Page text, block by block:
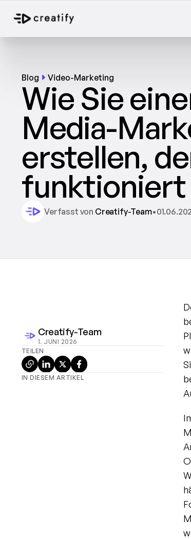
Blog Video-Marketing
Wie Sie
Media-
erstellen,
funktioniert
Verfasst von Creatify-Team•
Creatify-Team
1. JUNI 2026
TEILEN
IN DIESEM ARTIKEL